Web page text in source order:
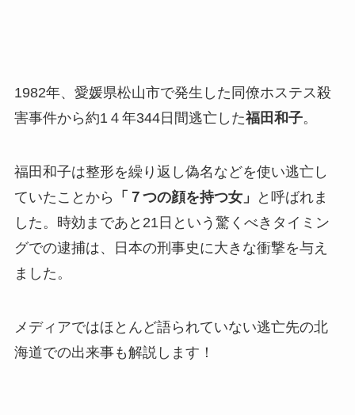
1982年、愛媛県松山市で発生した同僚ホステス殺
害事件から約1４年344日間逃亡した福田和子。
福田和子は整形を繰り返し偽名などを使い逃亡し
ていたことから
「７つの顔を持つ女」
と呼ばれま
した。時効まであと21日という驚くべきタイミン
グでの逮捕は、日本の刑事史に大きな衝撃を与え
ました。
メディアではほとんど語られていない逃亡先の北
海道での出来事も解説します！